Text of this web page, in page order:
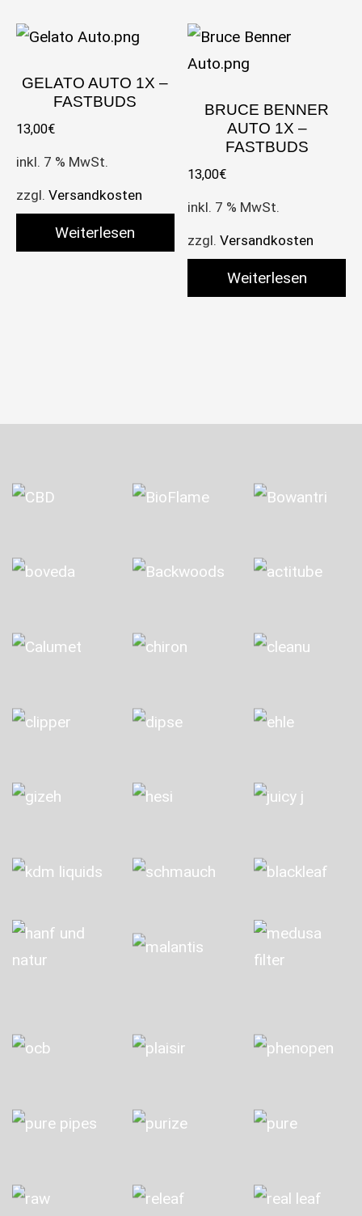
GELATO AUTO 1X –
FASTBUDS
13,00€
inkl. 7 % MwSt.
zzgl. Versandkosten
Weiterlesen
BRUCE BENNER
AUTO 1X –
FASTBUDS
13,00€
inkl. 7 % MwSt.
zzgl.Versandkosten
Weiterlesen